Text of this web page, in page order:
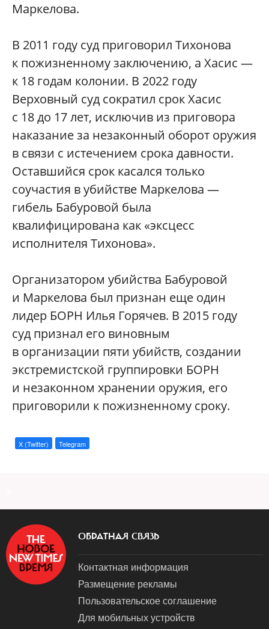
Маркелова.
В 2011 году суд приговорил Тихонова
к пожизненному заключению, а Хасис —
к 18 годам колонии. В 2022 году
Верховный суд сократил срок Хасис
с 18 до 17 лет, исключив из приговора
наказание за незаконный оборот оружия
в связи с истечением срока давности.
Оставшийся срок касался только
соучастия в убийстве Маркелова —
гибель Бабуровой была
квалифицирована как «эксцесс
исполнителя Тихонова».
Организатором убийства Бабуровой
и Маркелова был признан еще один
лидер БОРН Илья Горячев. В 2015 году
суд признал его виновным
в организации пяти убийств, создании
экстремистской группировки БОРН
и незаконном хранении оружия, его
приговорили к пожизненному сроку.
X (Twitter) Telegram
ОБРАТНАЯ СВЯЗЬ
Контактная информация
Размещение рекламы
Пользовательское соглашение
Для мобильных устройств